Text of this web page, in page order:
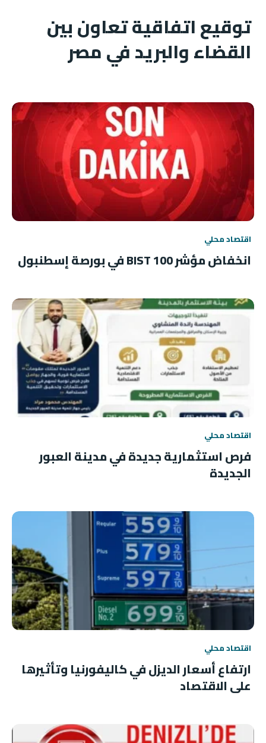
توقيع اتفاقية تعاون بين
القضاء والبريد في مصر
اقتصاد محلي
انخفاض مؤشر BIST 100 في بورصة إسطنبول
اقتصاد محلي
فرص استثمارية جديدة في مدينة العبور
الجديدة
اقتصاد محلي
ارتفاع أسعار الديزل في كاليفورنيا وتأثيرها
على الاقتصاد